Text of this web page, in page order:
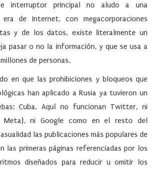
interruptor principal no aludo a una
de Internet, con megacorporaciones
y de los datos, existe literalmente un
pasar o no la información, y que se usa a
de personas.
en que las prohibiciones y bloqueos que
han aplicado a Rusia ya tuvieron un
Cuba. Aquí no funcionan Twitter, ni
Meta), ni Google como en el resto del
las publicaciones más populares de
las primeras páginas referenciadas por los
diseñados para reducir u omitir los